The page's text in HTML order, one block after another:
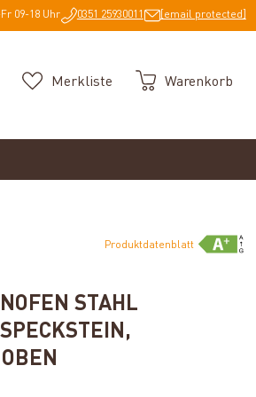
09-18 Uhr 0351 25930011 [email protected]
Merkliste Warenkorb
Produktdatenblatt
STAHL